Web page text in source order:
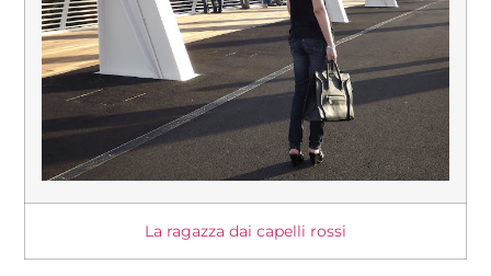
La ragazza dai capelli rossi